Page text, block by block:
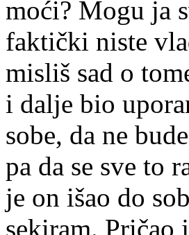
moći? Mogu ja
faktički niste
misliš sad o
i dalje bio
sobe, da ne
pa da se sve to
je on išao do
sekiram. Pričao